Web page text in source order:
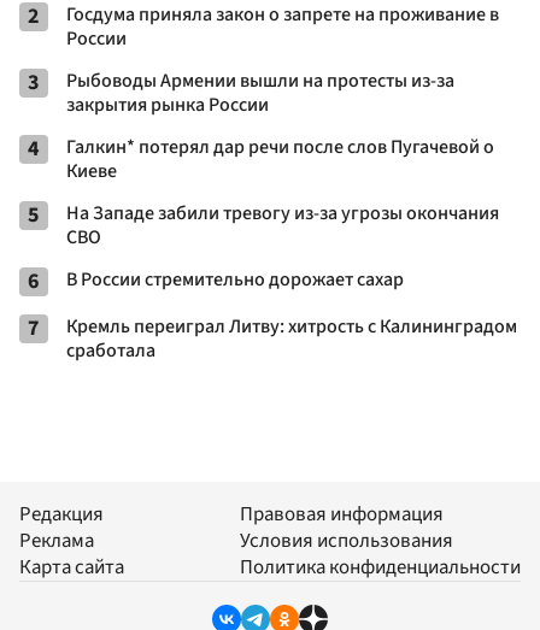
2
Госдума приняла закон о запрете на проживание в
России
3
Рыбоводы Армении вышли на протесты из-за
закрытия рынка России
4
Галкин* потерял дар речи после слов Пугачевой о
Киеве
5
На Западе забили тревогу из-за угрозы окончания
СВО
6 В России стремительно дорожает сахар
7
Кремль переиграл Литву: хитрость с Калининградом
сработала
Редакция
Реклама
Карта сайта
Правовая информация
Условия использования
Политика конфиденциальности